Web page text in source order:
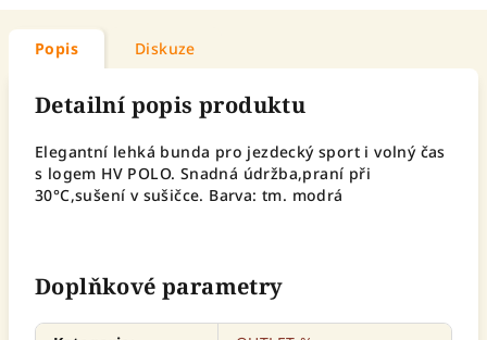
Popis Diskuze
Detailní popis produktu
Elegantní lehká bunda pro jezdecký sport i volný čas
s logem HV POLO. Snadná údržba,praní při
30°C,sušení v sušičce. Barva: tm. modrá
Doplňkové parametry